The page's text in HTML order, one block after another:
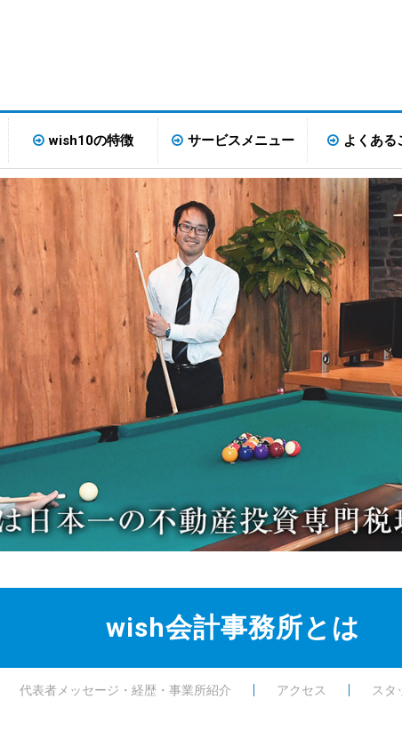
wish10の特徴 サービスメニュー よくある
wish会計事務所とは
代表者メッセージ・経歴・事業所紹介 アクセス スタ